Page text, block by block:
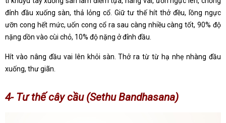
đỉnh đầu xuống sàn, thả lỏng cổ. Giữ tư thế hít thở đều, lồng ngực
ưỡn cong hết mức, uốn cong cổ ra sau càng nhiều càng tốt, 90% độ
nặng dồn vào cùi chỏ, 10% độ nặng ở đỉnh đầu.
Hít vào nâng đầu vai lên khỏi sàn. Thở ra từ từ hạ nhẹ nhàng đầu
xuống, thư giãn.
4- Tư thế cây cầu (Sethu Bandhasana)